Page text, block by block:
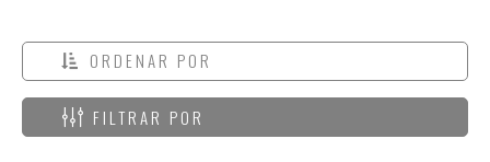
ORDENAR POR
FILTRAR POR